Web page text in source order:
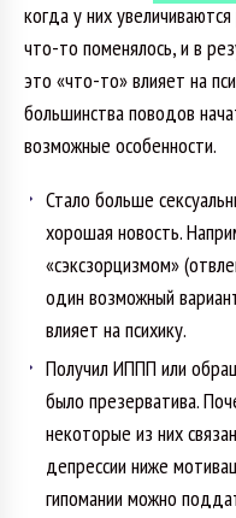
когда у них
что-то поменялось, и в
это «что-то» влияет на
большинства поводов
возможные особенности.
Стало больше
хорошая новость.
«сэксзорцизмом»
один возможный
влияет на психику.
Получил ИППП или
было презерватива.
некоторые из них
депрессии ниже
гипомании можно